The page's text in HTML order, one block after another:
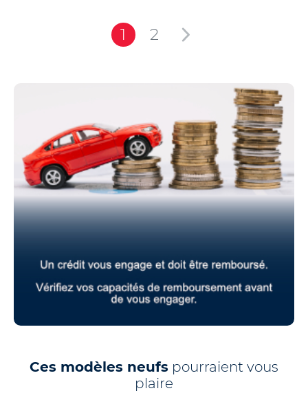
1 2
Ces modèles neufs pourraient vous
plaire